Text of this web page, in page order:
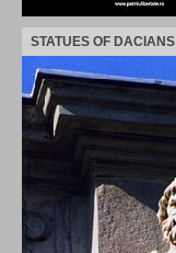
STATUES OF DACIANS